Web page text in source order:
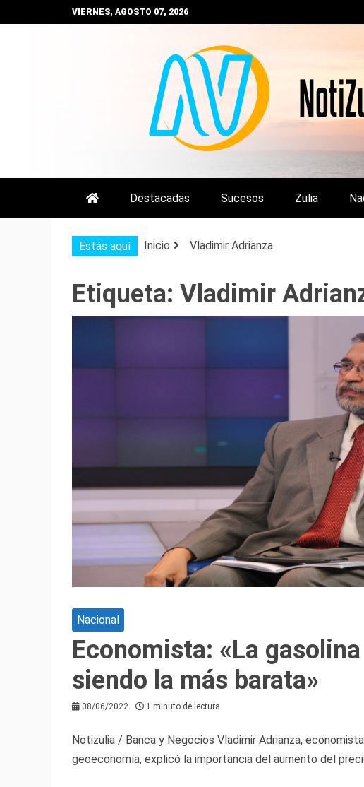
al
VIERNES, AGOSTO 07, 2026
NOTIZULIA
NOTICIAS DEL ZULIA, VENEZUELA Y
Destacadas Sucesos Zulia
Estás aquí Inicio Vladimir Adrianza
Etiqueta: Vladimir
Nacional
Economista: «La
siendo la más barata»
08/06/2022 1 minuto de lectura
Notizulia / Banca y Negocios Vladimir Adrianza,
geoeconomía, explicó la importancia del aumento del